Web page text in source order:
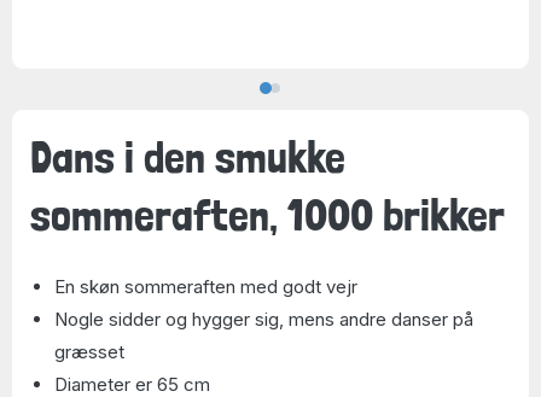
Dans i den smukke
sommeraften, 1000 brikker
En skøn sommeraften med godt vejr
Nogle sidder og hygger sig, mens andre danser på
græsset
Diameter er 65 cm